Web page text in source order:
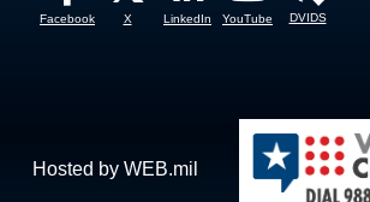
Facebook X LinkedIn YouTube DVIDS
Hosted by WEB.mil